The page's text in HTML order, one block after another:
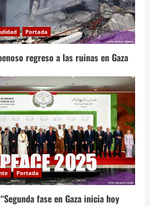
Portada
regreso a las ruinas en Gaza
Portada
fase en Gaza inicia hoy